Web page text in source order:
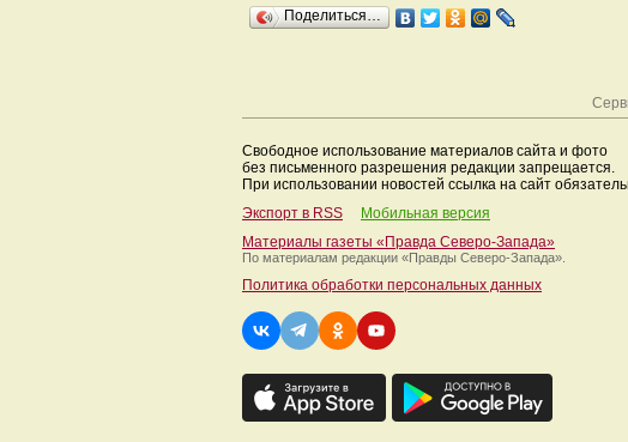
Поделиться…
Свободное использование материалов сайта и фото
без письменного разрешения редакции запрещается.
При использовании новостей ссылка на сайт
Экспорт в RSS
Мобильная версия
Материалы газеты «Правда Северо-Запада»
По материалам редакции «Правды Северо-Запада».
Политика обработки персональных данных